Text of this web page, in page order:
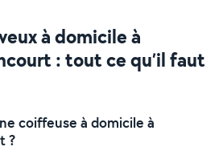
à domicile à
: tout ce qu’il faut
coiffeuse à domicile à
?